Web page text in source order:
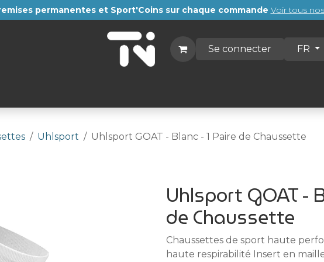
permanentes et Sport'Coins sur chaque commande Voir tous
Se connecter FR
Uhlsport Uhlsport GOAT - Blanc - 1 Paire de Chaussette
Uhlsport GOAT -
de Chaussette
Chaussettes de sport haute
haute respirabilité Insert en